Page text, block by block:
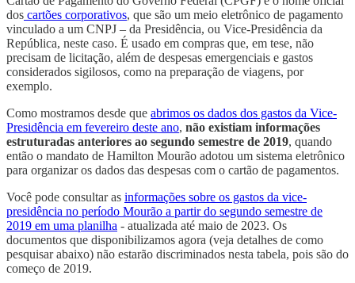
dos cartões corporativos, que são um meio eletrônico de pagamento
vinculado a um CNPJ – da Presidência, ou Vice-Presidência da
República, neste caso. É usado em compras que, em tese, não
precisam de licitação, além de despesas emergenciais e gastos
considerados sigilosos, como na preparação de viagens, por
exemplo.
Como mostramos desde que abrimos os dados dos gastos da Vice-
Presidência em fevereiro deste ano, não existiam informações
estruturadas anteriores ao segundo semestre de 2019, quando
então o mandato de Hamilton Mourão adotou um sistema eletrônico
para organizar os dados das despesas com o cartão de pagamentos.
Você pode consultar as informações sobre os gastos da vice-
presidência no período Mourão a partir do segundo semestre de
2019 em uma planilha - atualizada até maio de 2023. Os
documentos que disponibilizamos agora (veja detalhes de como
pesquisar abaixo) não estarão discriminados nesta tabela, pois são do
começo de 2019.